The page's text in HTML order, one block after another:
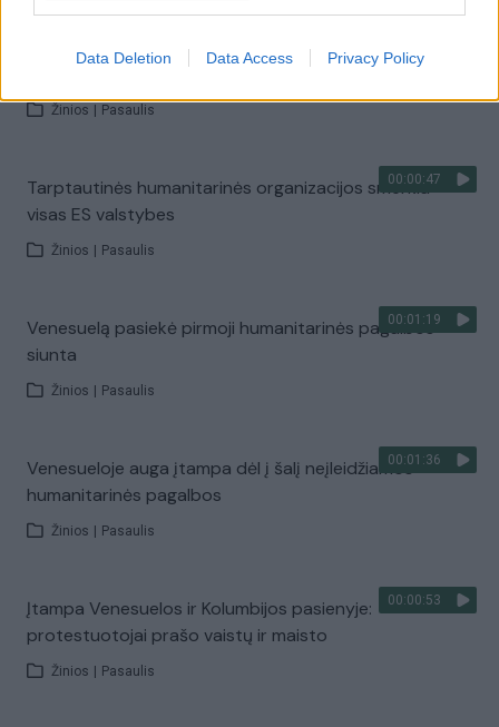
Data Deletion Data Access Privacy Policy
Humanitarinės pagalbos reikės rekordiniam žmonių
Žinios Pasaulis
00:00:47
Tarptautinės humanitarinės organizacijos smerkia
visas ES valstybes
Žinios Pasaulis
00:01:19
Venesuelą pasiekė pirmoji humanitarinės pagalbos
siunta
Žinios Pasaulis
00:01:36
Venesueloje auga įtampa dėl į šalį neįleidžiamos
humanitarinės pagalbos
Žinios Pasaulis
00:00:53
Įtampa Venesuelos ir Kolumbijos pasienyje:
protestuotojai prašo vaistų ir maisto
Žinios Pasaulis